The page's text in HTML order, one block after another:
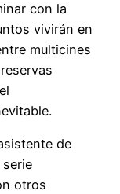
con la
vivirán en
multicines
de
otros